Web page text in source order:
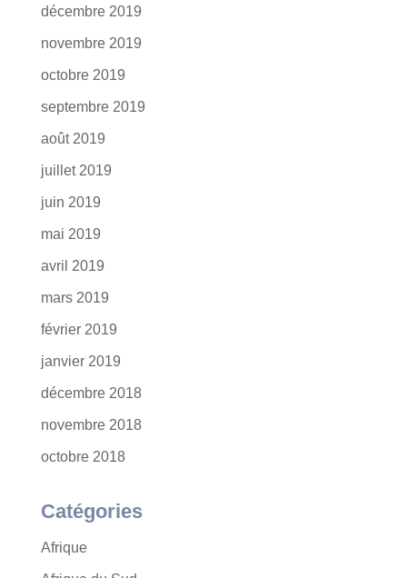
décembre 2019
novembre 2019
octobre 2019
septembre 2019
août 2019
juillet 2019
juin 2019
mai 2019
avril 2019
mars 2019
février 2019
janvier 2019
décembre 2018
novembre 2018
octobre 2018
Catégories
Afrique